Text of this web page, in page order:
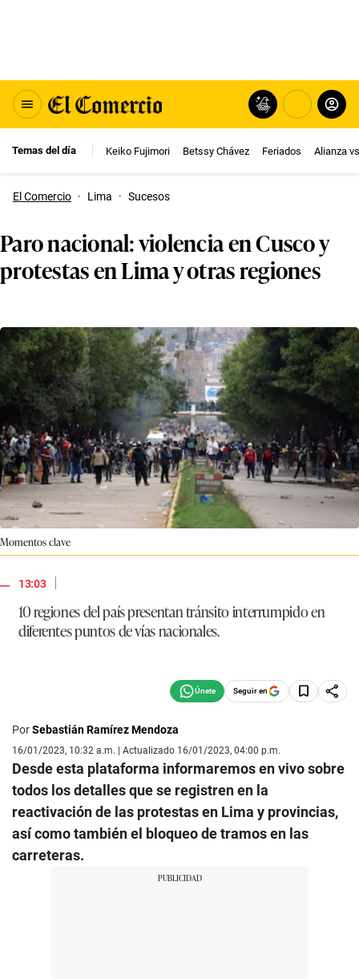
Temas del día Keiko Fujimori Betssy Chávez Feriados Alianza
El Comercio · Lima · Sucesos
Paro nacional: violencia en Cusco y
protestas en Lima y otras regiones
Momentos clave
13:03
|
10 regiones del país presentan tránsito interrumpido en
diferentes puntos de vías nacionales.
Seguir en
PorSebastián Ramírez Mendoza
16/01/2023, 10:32 a.m. | Actualizado 16/01/2023, 04:00 p.m.
Desde esta plataforma informaremos en vivo sobre
todos los detalles que se registren en la
reactivación de las protestas en Lima y provincias,
así como también el bloqueo de tramos en las
carreteras.